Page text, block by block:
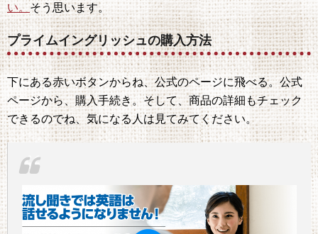
い。そう思います。
プライムイングリッシュの購入方法
下にある赤いボタンからね、公式のページに飛べる。公式
ページから、購入手続き。そして、商品の詳細もチェック
できるのでね、気になる人は見てみてください。